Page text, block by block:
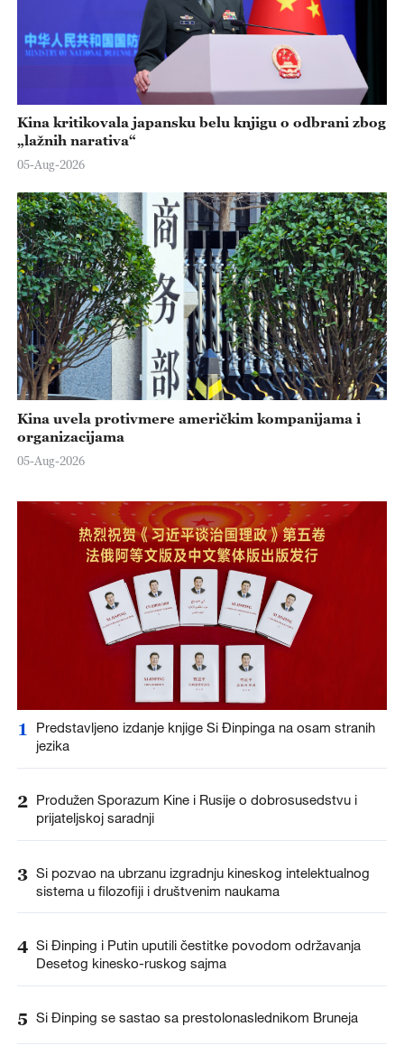
Kina kritikovala japansku belu knjigu o odbrani zbog
„lažnih narativa“
05-Aug-2026
Kina uvela protivmere američkim kompanijama i
organizacijama
05-Aug-2026
1
Predstavljeno izdanje knjige Si Đinpinga na osam stranih
jezika
2 Produžen Sporazum Kine i Rusije o dobrosusedstvu i
prijateljskoj saradnji
3 Si pozvao na ubrzanu izgradnju kineskog intelektualnog
sistema u filozofiji i društvenim naukama
4 Si Đinping i Putin uputili čestitke povodom održavanja
Desetog kinesko-ruskog sajma
5 Si Đinping se sastao sa prestolonaslednikom Bruneja